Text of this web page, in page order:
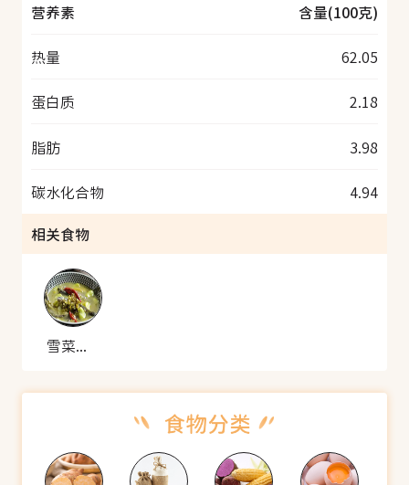
营养素
含量(100克)
热量 62.05
蛋白质 2.18
脂肪 3.98
碳水化合物
4.94
相关食物
雪菜蚕豆汤